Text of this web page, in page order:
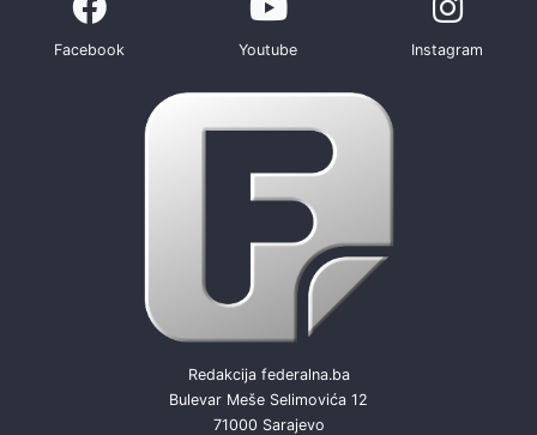
Facebook Youtube Instagram
Redakcija federalna.ba
Bulevar Meše Selimovića 12
71000 Sarajevo